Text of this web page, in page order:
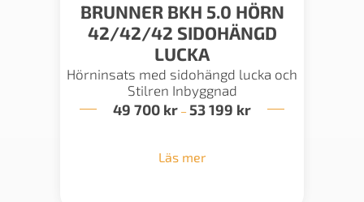
BRUNNER BKH 5.0 HÖRN
42/42/42 SIDOHÄNGD
LUCKA
Hörninsats med sidohängd lucka och
Stilren Inbyggnad
49 700 kr – 53 199 krPrisintervall:
Läs mer